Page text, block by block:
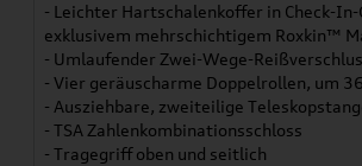
- Leichter Hartschalenkoffer in Check-In-
exklusivem mehrschichtigem Roxkin™
- Umlaufender Zwei-Wege-
- Vier geräuscharme Doppelrollen, um
- Ausziehbare, zweiteilige
- TSA Zahlenkombinationsschloss
- Tragegriff oben und seitlich